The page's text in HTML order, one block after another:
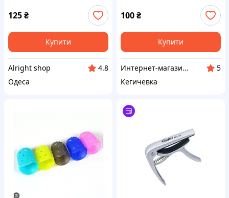
125₴
Купити
Alright shop
4.8
Одеса
100₴
Купити
Интернет-магазин "Mila"
5
Кегичевка